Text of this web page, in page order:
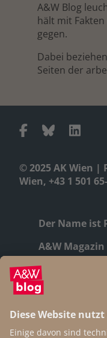
© 2025 AK Wien |
Wien, +43 1 501
Der Name ist
A&W Magazin
Geschichte
Autor:innen
Newsletter
A&W Blog
hält mit
gegen.
Dabei
Seiten der